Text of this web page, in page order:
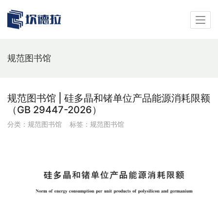
规范图书馆
规范图书馆 | 硅多晶和锗单位产品能源消耗限额
（GB 29447-2026）
分类： 规范图书馆 标签： 规范图书馆